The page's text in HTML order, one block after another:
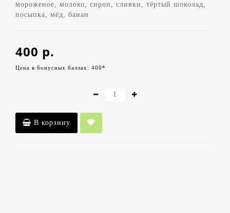
мороженое, молоко, сироп, сливки, тёртый шоколад,
посыпка, мёд, банан
400 р.
Цена в бонусных баллах: 400*
В корзину